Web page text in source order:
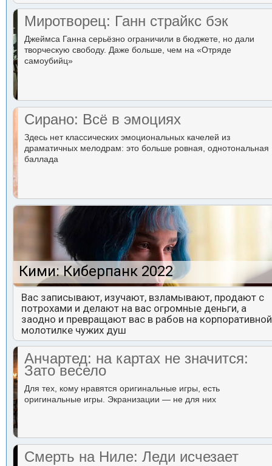
Миротворец: Ганн страйкс бэк
Джеймса Ганна серьёзно ограничили в бюджете, но дали
творческую свободу. Даже больше, чем на «Отряде
самоубийц»
Сирано: Всё в эмоциях
Здесь нет классических эмоциональных качелей из
драматичных мелодрам: это больше ровная, однотональная
баллада
Кими: Киберпанк 2022
Вас записывают, изучают, взламывают, продают с
потрохами и делают на вас огромные деньги, а
заодно и превращают вас в рабов на корпоративной
молотилке чужих душ
Анчартед: на картах не значится:
Зато весело
Для тех, кому нравятся оригинальные игры, есть
оригинальные игры. Экранизации — не для них
Смерть на Ниле: Леди исчезает